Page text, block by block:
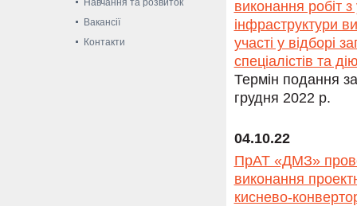
Навчання та розвиток
Вакансії
Контакти
виконання робіт
інфраструктури
участі у відборі
спеціалістів та
Термін подання
грудня 2022 р.
04.10.22
ПрАТ «ДМЗ»
виконання
киснево-